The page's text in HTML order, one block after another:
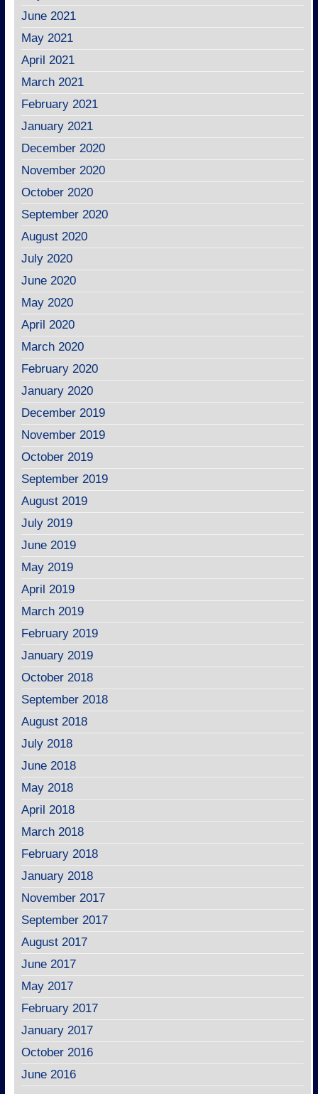
June 2021
May 2021
April 2021
March 2021
February 2021
January 2021
December 2020
November 2020
October 2020
September 2020
August 2020
July 2020
June 2020
May 2020
April 2020
March 2020
February 2020
January 2020
December 2019
November 2019
October 2019
September 2019
August 2019
July 2019
June 2019
May 2019
April 2019
March 2019
February 2019
January 2019
October 2018
September 2018
August 2018
July 2018
June 2018
May 2018
April 2018
March 2018
February 2018
January 2018
November 2017
September 2017
August 2017
June 2017
May 2017
February 2017
January 2017
October 2016
June 2016